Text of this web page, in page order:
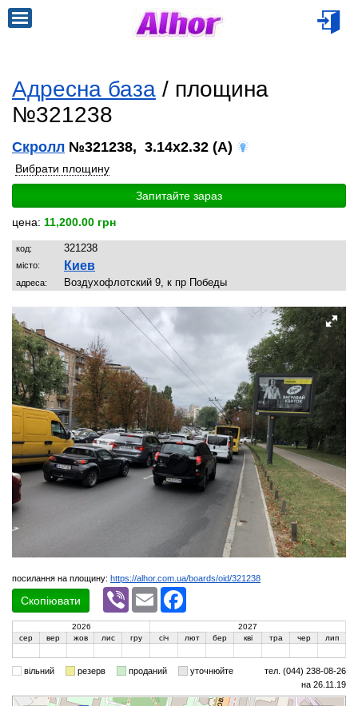
Адресна база / площина
№321238
Скролл №321238, 3.14x2.32 (A)
Вибрати площину
Запитайте зараз
цена: 11,200.00 грн
код: 321238
місто: Киев
адреса: Воздухофлотский 9, к пр Победы
посилання на площину: https://alhor.com.ua/boards/oid/321238
Скопіювати
Viber Email
2026
2027
сер
вер жов лис гру січ лют бер кві тра чер лип
вільний резерв проданий уточнюйте
тел. (044) 238-08-26
на 26.11.19